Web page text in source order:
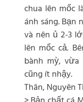
chua lên mốc
ánh sáng. Bạn
và nên ủ 2-3
lên mốc cả.
bành mỳ,
cũng ít nhậy.
Thân, Nguyên